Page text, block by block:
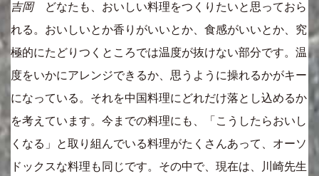
吉岡どなたも、おいしい料理をつくりたいと思っておら
れる。おいしいとか香りがいいとか、食感がいいとか、究
極的にたどりつくところでは温度が抜けない部分です。温
度をいかにアレンジできるか、思うように操れるかがキー
になっている。それを中国料理にどれだけ落とし込めるか
を考えています。今までの料理にも、「こうしたらおいし
くなる」と取り組んでいる料理がたくさんあって、オーソ
ドックスな料理も同じです。その中で、現在は、川崎先生